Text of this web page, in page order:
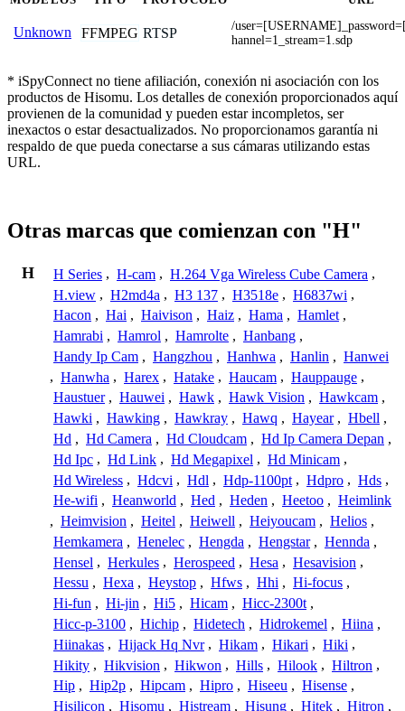
Unknown FFMPEG RTSP
/
hannel=1_stream=1.sdp
* iSpyConnect no tiene afiliación, conexión ni asociación con los
productos de Hisomu. Los detalles de conexión proporcionados aquí
provienen de la comunidad y pueden estar incompletos, ser
inexactos o estar desactualizados. No proporcionamos garantía ni
respaldo de que pueda conectarse a sus cámaras utilizando estas
URL.
Otras marcas que comienzan con "H"
H H Series , H-cam , H.264 Vga Wireless Cube Camera ,
H.view , H2md4a , H3 137 , H3518e , H6837wi ,
Hacon , Hai , Haivison , Haiz , Hama , Hamlet ,
Hamrabi , Hamrol , Hamrolte , Hanbang ,
Handy Ip Cam , Hangzhou , Hanhwa , Hanlin , Hanwei
, Hanwha , Harex , Hatake , Haucam , Hauppauge ,
Haustuer , Hauwei , Hawk , Hawk Vision , Hawkcam ,
Hawki , Hawking , Hawkray , Hawq , Hayear , Hbell ,
Hd , Hd Camera , Hd Cloudcam , Hd Ip Camera Depan ,
Hd Ipc , Hd Link , Hd Megapixel , Hd Minicam ,
Hd Wireless , Hdcvi , Hdl , Hdp-1100pt , Hdpro , Hds ,
He-wifi , Heanworld , Hed , Heden , Heetoo , Heimlink
, Heimvision , Heitel , Heiwell , Heiyoucam , Helios ,
Hemkamera , Henelec , Hengda , Hengstar , Hennda ,
Hensel , Herkules , Herospeed , Hesa , Hesavision ,
Hessu , Hexa , Heystop , Hfws , Hhi , Hi-focus ,
Hi-fun , Hi-jin , Hi5 , Hicam , Hicc-2300t ,
Hicc-p-3100 , Hichip , Hidetech , Hidrokemel , Hiina ,
Hiinakas , Hijack Hq Nvr , Hikam , Hikari , Hiki ,
Hikity , Hikvision , Hikwon , Hills , Hilook , Hiltron ,
Hip , Hip2p , Hipcam , Hipro , Hiseeu , Hisense ,
Hisilicon , Hisomu , Histream , Hisung , Hitek , Hitron ,